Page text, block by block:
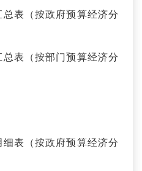
表（按政府预算经济分
表（按部门预算经济分
表（按政府预算经济分